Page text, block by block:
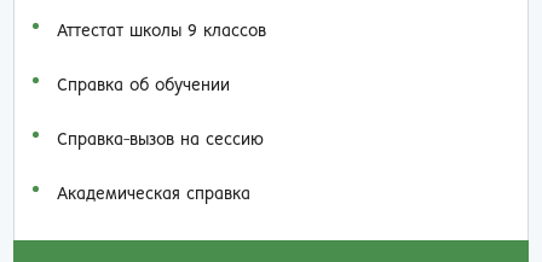
Аттестат школы 9 классов
Справка об обучении
Справка-вызов на сессию
Академическая справка